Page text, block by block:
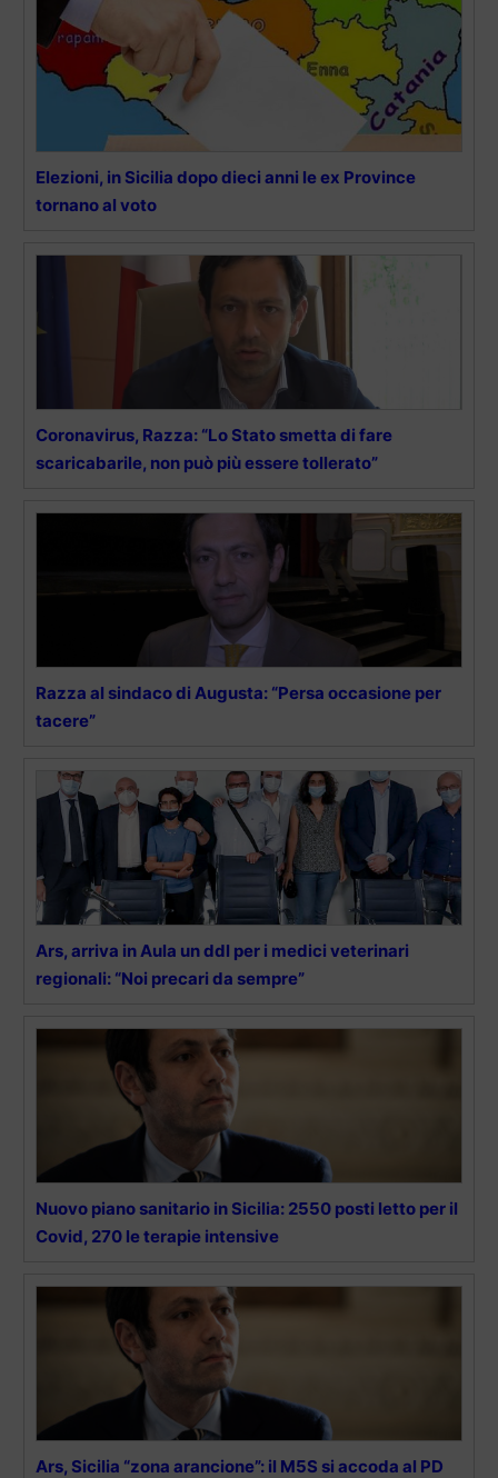
Elezioni, in Sicilia dopo dieci anni le ex Province
tornano al voto
Coronavirus, Razza: “Lo Stato smetta di fare
scaricabarile, non può più essere tollerato”
Razza al sindaco di Augusta: “Persa occasione per
tacere”
Ars, arriva in Aula un ddl per i medici veterinari
regionali: “Noi precari da sempre”
Nuovo piano sanitario in Sicilia: 2550 posti letto per il
Covid, 270 le terapie intensive
Ars, Sicilia “zona arancione”: il M5S si accoda al PD